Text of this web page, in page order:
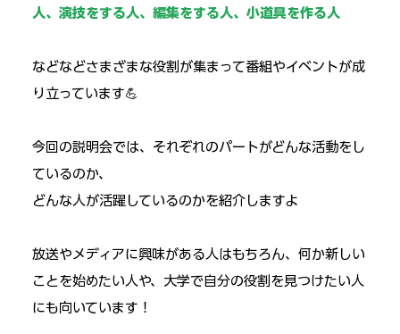
人、演技をする人、編集をする人、小道具を作る人
などなどさまざまな役割が集まって番組やイベントが成
り立っています💪
今回の説明会では、それぞれのパートがどんな活動をし
ているのか、
どんな人が活躍しているのかを紹介しますよ
放送やメディアに興味がある人はもちろん、何か新しい
ことを始めたい人や、大学で自分の役割を見つけたい人
にも向いています！